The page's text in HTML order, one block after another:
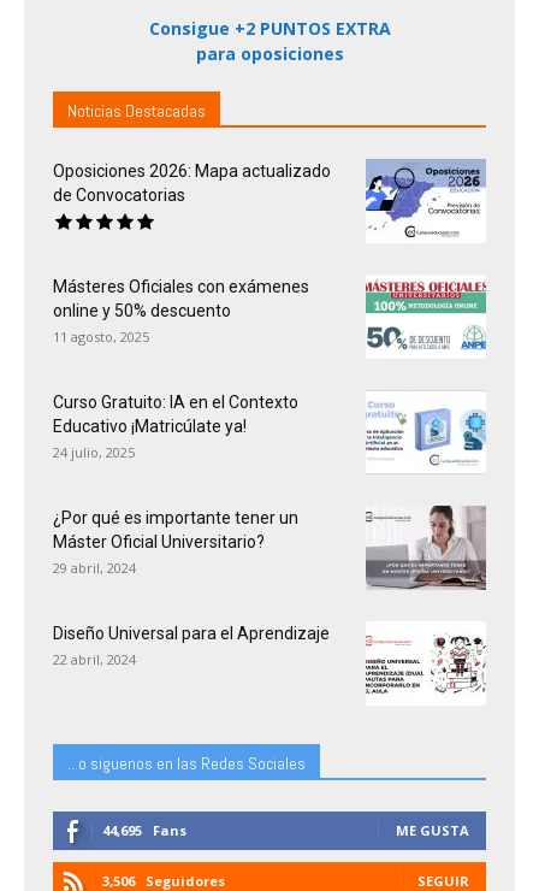
Consigue +2 PUNTOS EXTRA
para oposiciones
Noticias Destacadas
Oposiciones 2026: Mapa actualizado
de Convocatorias
Másteres Oficiales con exámenes
online y 50% descuento
11 agosto, 2025
Curso Gratuito: IA en el Contexto
Educativo ¡Matricúlate ya!
24 julio, 2025
¿Por qué es importante tener un
Máster Oficial Universitario?
29 abril, 2024
Diseño Universal para el Aprendizaje
22 abril, 2024
...o siguenos en las Redes Sociales
44,695 Fans ME GUSTA
3,506 Seguidores SEGUIR